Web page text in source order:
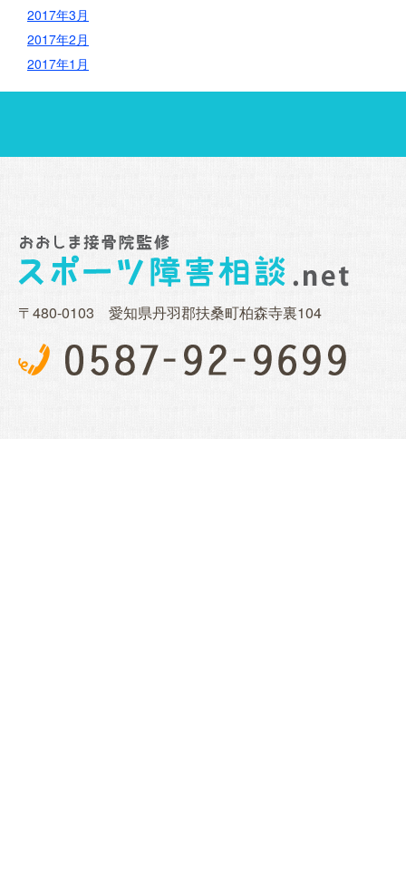
2017年3月
2017年2月
2017年1月
〒480-0103 愛知県丹羽郡扶桑町柏森寺裏104